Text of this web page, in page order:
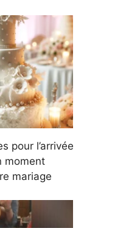
pour l’arrivée
moment
mariage